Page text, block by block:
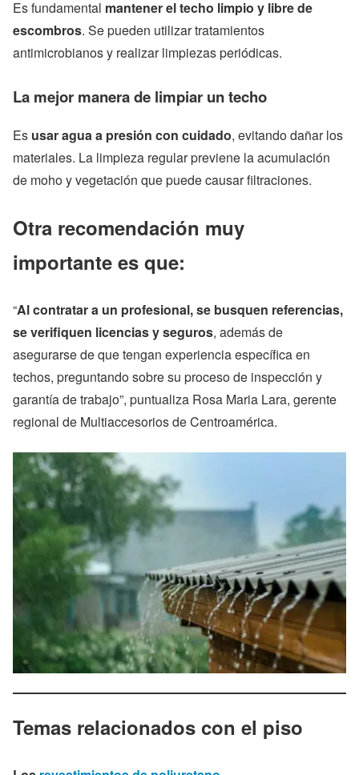
Es fundamental mantener el techo limpio y libre de
escombros. Se pueden utilizar tratamientos
antimicrobianos y realizar limpiezas periódicas.
La mejor manera de limpiar un techo
Es usar agua a presión con cuidado, evitando dañar los
materiales. La limpieza regular previene la acumulación
de moho y vegetación que puede causar filtraciones.
Otra recomendación muy
importante es que:
“Al contratar a un profesional, se busquen referencias,
se verifiquen licencias y seguros, además de
asegurarse de que tengan experiencia específica en
techos, preguntando sobre su proceso de inspección y
garantía de trabajo”, puntualiza Rosa Maria Lara, gerente
regional de Multiaccesorios de Centroamérica.
Temas relacionados con el piso